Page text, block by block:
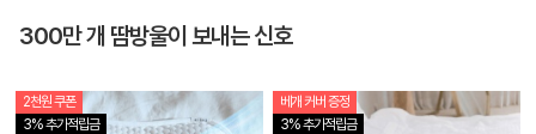
300만 개 땀방울이 보내는 신호
3% 추가적립금
2천원 쿠폰
상
3% 추가적립금
베개 커버 증정